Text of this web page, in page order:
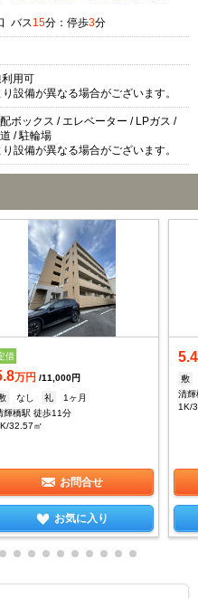
バス 15分：停歩3分
用可
設備が異なる場合がございます。
ボックス / エレベーター / LPガス /
/ 駐輪場
設備が異なる場合がございます。
借
万円 /11,000円
なし 礼
1ヶ月
輝橋駅 徒歩11分
32.57㎡
お問合せ
お気に入り
5.4
敷
清
1K/